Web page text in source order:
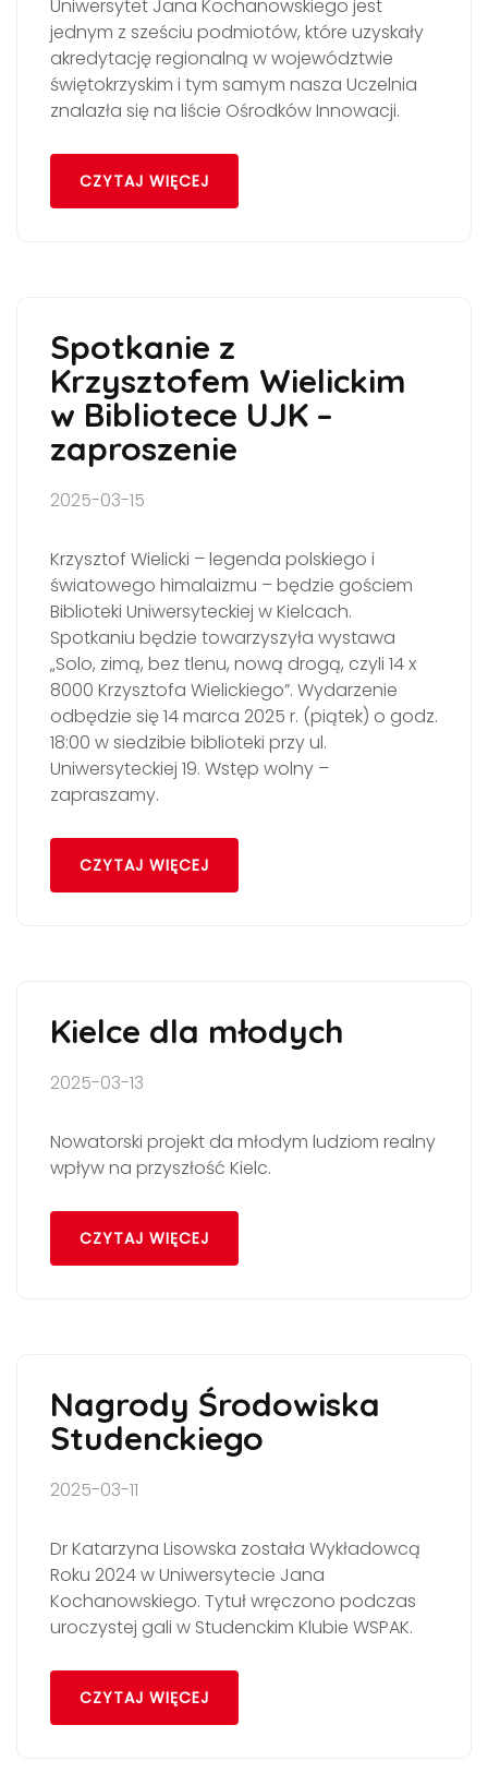
Uniwersytet Jana Kochanowskiego jest
jednym z sześciu podmiotów, które uzyskały
akredytację regionalną w województwie
świętokrzyskim i tym samym nasza Uczelnia
znalazła się na liście Ośrodków Innowacji.
CZYTAJ WIĘCEJ
Spotkanie z
Krzysztofem Wielickim
w Bibliotece UJK –
zaproszenie
2025-03-15
Krzysztof Wielicki – legenda polskiego i
światowego himalaizmu – będzie gościem
Biblioteki Uniwersyteckiej w Kielcach.
Spotkaniu będzie towarzyszyła wystawa
„Solo, zimą, bez tlenu, nową drogą, czyli 14 x
8000 Krzysztofa Wielickiego”. Wydarzenie
odbędzie się 14 marca 2025 r. (piątek) o godz.
18:00 w siedzibie biblioteki przy ul.
Uniwersyteckiej 19. Wstęp wolny –
zapraszamy.
CZYTAJ WIĘCEJ
Kielce dla młodych
2025-03-13
Nowatorski projekt da młodym ludziom realny
wpływ na przyszłość Kielc.
CZYTAJ WIĘCEJ
Nagrody Środowiska
Studenckiego
2025-03-11
Dr Katarzyna Lisowska została Wykładowcą
Roku 2024 w Uniwersytecie Jana
Kochanowskiego. Tytuł wręczono podczas
uroczystej gali w Studenckim Klubie WSPAK.
CZYTAJ WIĘCEJ